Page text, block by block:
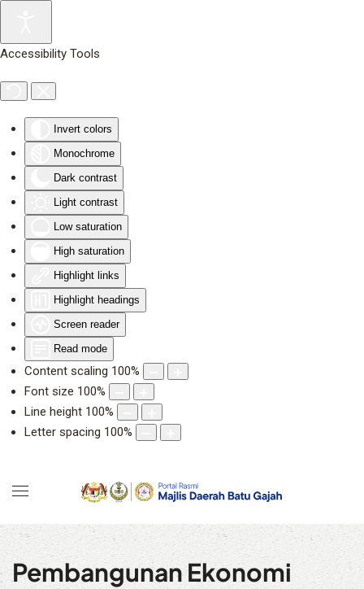
Accessibility Tools
Invert colors
Monochrome
Dark contrast
Light contrast
Low saturation
High saturation
Highlight links
Highlight headings
Screen reader
Read mode
Content scaling 100%
Font size 100%
Line height 100%
Letter spacing 100%
Pembangunan Ekonomi